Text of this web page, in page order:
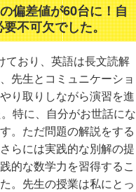
偏差値が60台に！自
不可欠でした。
ており、英語は長文読解
先生とコミュニケーショ
り取りしながら演習を進
特に、自分がお世話にな
。ただ問題の解説をする
らには実践的な別解の提
的な数学力を習得するこ
。先生の授業は私にとっ